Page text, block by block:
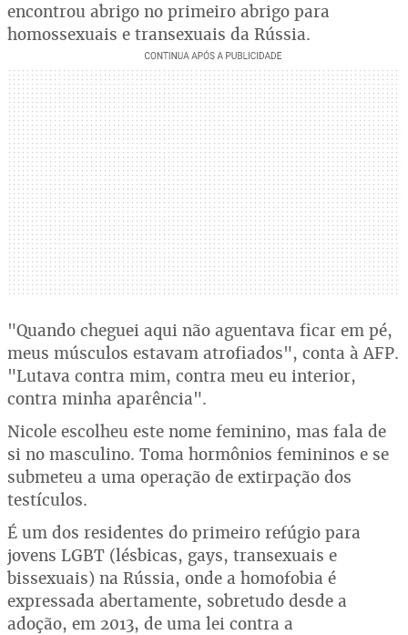
encontrou abrigo no primeiro abrigo para
homossexuais e transexuais da Rússia.
"Quando cheguei aqui não aguentava ficar em pé,
meus músculos estavam atrofiados", conta à AFP.
"Lutava contra mim, contra meu eu interior,
contra minha aparência".
Nicole escolheu este nome feminino, mas fala de
si no masculino. Toma hormônios femininos e se
submeteu a uma operação de extirpação dos
testículos.
É um dos residentes do primeiro refúgio para
jovens LGBT (lésbicas, gays, transexuais e
bissexuais) na Rússia, onde a homofobia é
expressada abertamente, sobretudo desde a
adoção, em 2013, de uma lei contra a